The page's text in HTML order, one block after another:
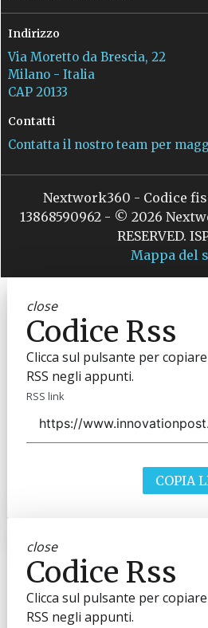
Indirizzo
Via Moretto da Brescia, 22
Milano - Italia
CAP 20133
Contatti
Contatta il nostro team per
Nextwork360 - Codice
13868590962 - © 2026
RESERVED.
Mappa del
close
Codice Rss
Clicca sul pulsante per
RSS negli appunti.
RSS link
COPIA
close
Codice Rss
Clicca sul pulsante per
RSS negli appunti.